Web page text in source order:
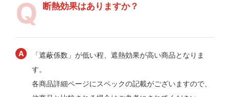
断熱効果はありますか？
「遮蔽係数」が低い程、遮熱効果が高い商品となりま
す。
各商品詳細ページにスペックの記載がございますので、